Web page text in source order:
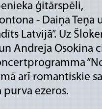
ģitārspēli,
- Daiņa Teņa
Latvijā”. Uz
Andreja Osokina
arī romantiskie
ezeros.